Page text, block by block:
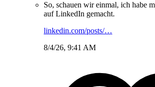
So, schauen wir einmal, ich habe
auf LinkedIn gemacht.
linkedin.com/posts/…
8/4/26, 9:41 AM